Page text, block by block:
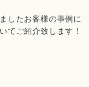
したお客様の事例に
てご紹介致します！